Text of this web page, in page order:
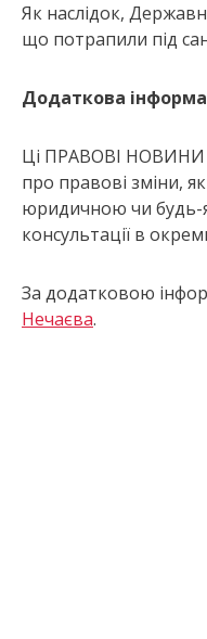
Як наслідок,
що потрапили під
Додаткова
Ці ПРАВОВІ НОВИНИ
про правові зміни,
юридичною чи будь-
консультації в
За додатковою
Нечаєва.